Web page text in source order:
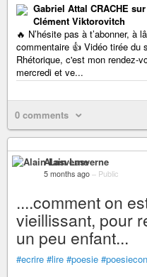
Gabriel Attal CRACHE
Clément Viktorovitch
🔥 N’hésite pas à t’abonner, à
commentaire 👍 Vidéo tirée du
Rhétorique, c'est mon rendez-
mercredi et ve...
0 comments
Alain Lasverne
5 months ago – Public
....comment on
vieillissant, pour
un peu enfant...
#ecrire #lire #poesie